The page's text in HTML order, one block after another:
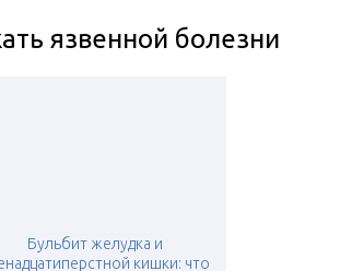
язвенной болезни
Бульбит желудка и
кишки: что